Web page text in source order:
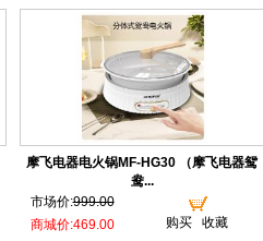
摩飞电器电火锅MF-HG30 （摩飞电器鸳
鸯...
市场价:999.00
购买
收藏
商城价:469.00